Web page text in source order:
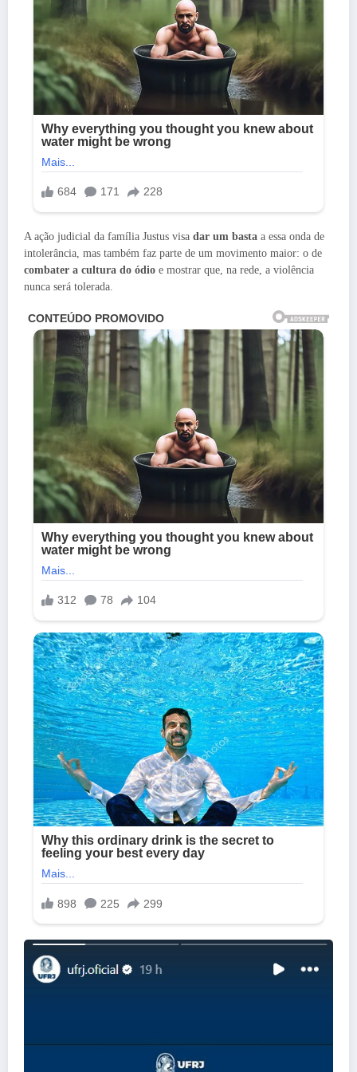
A ação judicial da família Justus visa dar um basta a essa onda de
intolerância, mas também faz parte de um movimento maior: o de
combater a cultura do ódio e mostrar que, na rede, a violência
nunca será tolerada.